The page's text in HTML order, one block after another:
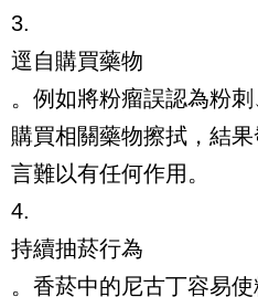
3.
逕自購買藥物
。例如將粉瘤誤認為粉
購買相關藥物擦拭，結
言難以有任何作用。
4.
持續抽菸行為
。香菸中的尼古丁容易